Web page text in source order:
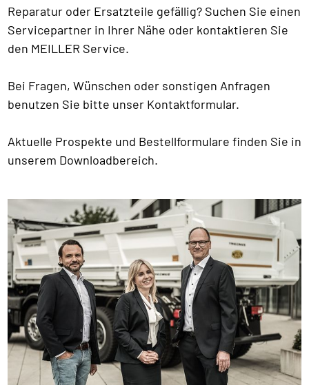
Reparatur oder Ersatzteile gefällig? Suchen Sie einen
Servicepartner in Ihrer Nähe oder kontaktieren Sie
den MEILLER Service.
Bei Fragen, Wünschen oder sonstigen Anfragen
benutzen Sie bitte unser Kontaktformular.
Aktuelle Prospekte und Bestellformulare finden Sie in
unserem Downloadbereich.